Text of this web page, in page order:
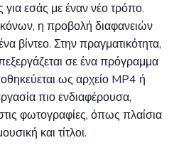
για εσάς με έναν νέο τρόπο.
η προβολή διαφανειών
βίντεο. Στην πραγματικότητα,
σε ένα πρόγραμμα
ως αρχείο MP4 ή
πιο ενδιαφέρουσα,
φωτογραφίες, όπως πλαίσια
και τίτλοι.